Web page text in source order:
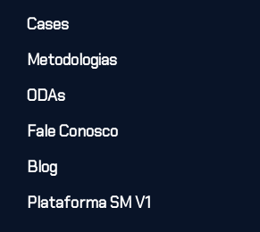
Cases
Metodologias
ODAs
Fale Conosco
Blog
Plataforma SM V1